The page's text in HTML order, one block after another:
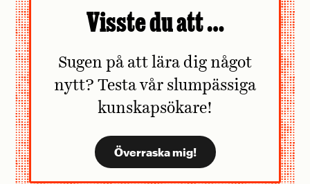
Visste du att …
Sugen på att lära dig något
nytt? Testa vår slumpässiga
kunskapsökare!